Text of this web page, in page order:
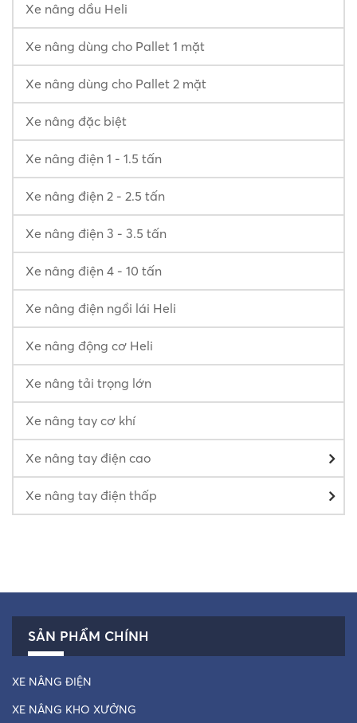
Xe nâng dầu Heli
Xe nâng dùng cho Pallet 1 mặt
Xe nâng dùng cho Pallet 2 mặt
Xe nâng đặc biệt
Xe nâng điện 1 - 1.5 tấn
Xe nâng điện 2 - 2.5 tấn
Xe nâng điện 3 - 3.5 tấn
Xe nâng điện 4 - 10 tấn
Xe nâng điện ngồi lái Heli
Xe nâng động cơ Heli
Xe nâng tải trọng lớn
Xe nâng tay cơ khí
Xe nâng tay điện cao
Xe nâng tay điện thấp
SẢN PHẨM CHÍNH
XE NÂNG ĐIỆN
XE NÂNG KHO XƯỞNG